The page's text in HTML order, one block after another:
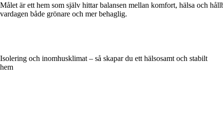
Målet är ett hem som själv hittar balansen mellan komfort, hälsa och
vardagen både grönare och mer behaglig.
Isolering och inomhusklimat – så skapar du ett hälsosamt och stabilt
hem